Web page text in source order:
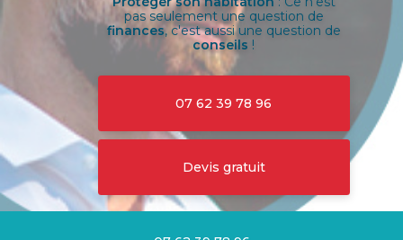
pas seulement une question de
finances, c'est aussi une question de
conseils !
07 62 39 78 96
Devis gratuit